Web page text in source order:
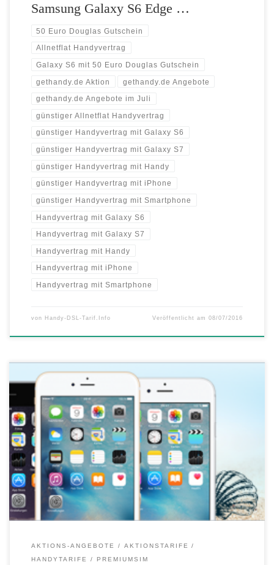
Samsung Galaxy S6 Edge …
50 Euro Douglas Gutschein
Allnetflat Handyvertrag
Galaxy S6 mit 50 Euro Douglas Gutschein
gethandy.de Aktion gethandy.de Angebote
gethandy.de Angebote im Juli
günstiger Allnetflat Handyvertrag
günstiger Handyvertrag mit Galaxy S6
günstiger Handyvertrag mit Galaxy S7
günstiger Handyvertrag mit Handy
günstiger Handyvertrag mit iPhone
günstiger Handyvertrag mit Smartphone
Handyvertrag mit Galaxy S6
Handyvertrag mit Galaxy S7
Handyvertrag mit Handy
Handyvertrag mit iPhone
Handyvertrag mit Smartphone
von Handy-DSL-Tarif.Info Veröffentlicht am08/07/2016
Bestseller iPhone 6, iPhone 6s oder iPhone 6s Plus Inklusive Allnet-
Flats und 3 GB Highspeed-LTE Schon für 24,99 Euro im ersten Jahr
Exklusive Smartphone-Tarife zum discountgünstigen Preis sind das
Metier von PremiumSIM. Jetzt schnürt der Anbieter für alle
anspruchsvollen Smartphone-Nutzer attraktive Smartphone-Bundles
aus verschiedenen iPhone-Modellen und einem ganz besonderen Tarif,
[…]
AKTIONS-ANGEBOTE
AKTIONSTARIFE
HANDYTARIFE
PREMIUMSIM